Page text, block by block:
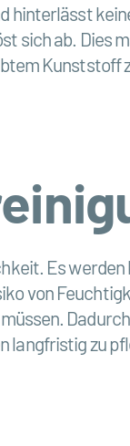
sich ab.
Kunststoff
Es
von
zu